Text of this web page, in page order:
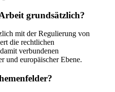
grundsätzlich?
mit der Regulierung von
die rechtlichen
verbundenen
und europäischer Ebene.